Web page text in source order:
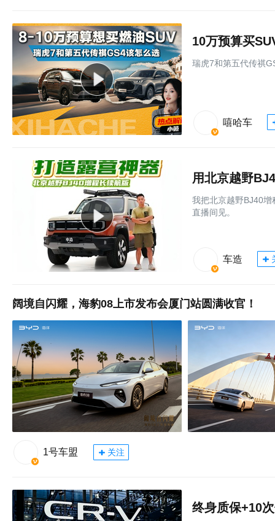
10万预算买
瑞虎7和第五代传祺
嘻哈车
用北京越野
我把北京越野BJ40
直播间见。
车造
阔境自闪耀，海豹08上市发布会厦门站圆满收官！
1号车盟 关注
终身质保+10